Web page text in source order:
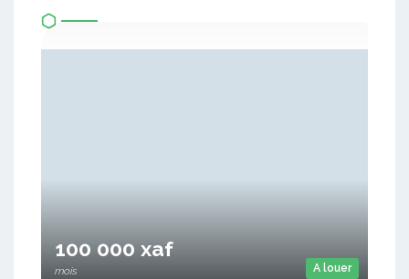
A louer
100 000 xaf
mois